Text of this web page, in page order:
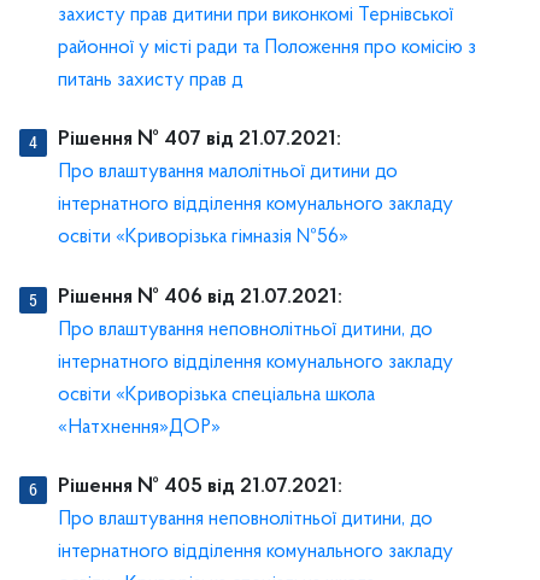
захисту прав дитини при виконкомі Тернівської
районної у місті ради та Положення про комісію з
питань захисту прав д
Рішення № 407 від 21.07.2021:
Про влаштування малолітньої дитини до
інтернатного відділення комунального закладу
освіти «Криворізька гімназія №56»
Рішення № 406 від 21.07.2021:
Про влаштування неповнолітньої дитини, до
інтернатного відділення комунального закладу
освіти «Криворізька спеціальна школа
«Натхнення»ДОР»
Рішення № 405 від 21.07.2021:
Про влаштування неповнолітньої дитини, до
інтернатного відділення комунального закладу